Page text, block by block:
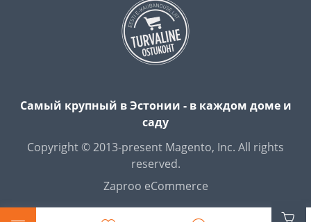
Самый крупный в Эстонии - в каждом доме и
саду
Copyright © 2013-present Magento, Inc. All rights
reserved.
Zaproo eCommerce